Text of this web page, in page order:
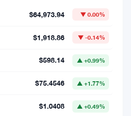
$64,973.94 ▼ 0.00%
$1,918.86 ▼ -0.14%
$598.14 ▲ +0.99%
$75.4546 ▲ +1.77%
$1.0408 ▲ +0.49%